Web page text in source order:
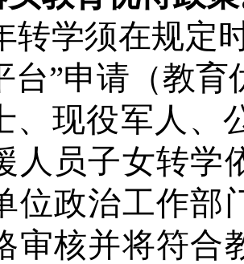
转学须在规定
台”申请（教
、现役军人、
人员子女转学
位政治工作部
审核并将符合